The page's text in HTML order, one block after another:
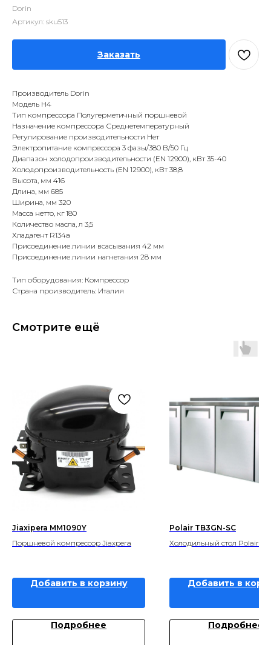
Dorin
Артикул: sku513
Заказать
Производитель Dorin
Модель H4
Тип компрессора Полугерметичный поршневой
Назначение компрессора Среднетемпературный
Регулирование производительности Нет
Электропитание компрессора 3 фазы/380 В/50 Гц
Диапазон холодопроизводительности (EN 12900), кВт 35-40
Холодопроизводительность (EN 12900), кВт 38,8
Высота, мм 416
Длина, мм 685
Ширина, мм 320
Масса нетто, кг 180
Количество масла, л 3,5
Хладагент R134a
Присоединение линии всасывания 42 мм
Присоединение линии нагнетания 28 мм
Тип оборудования: Компрессор
Страна производитель: Италия
Смотрите ещё
Jiaxipera MM1090Y
Поршневой компрессор Jiaxpera
Добавить в корзину
Подробнее
Polair TB3GN-SC
Холодильный стол Polair
Добавить в
Подробнее